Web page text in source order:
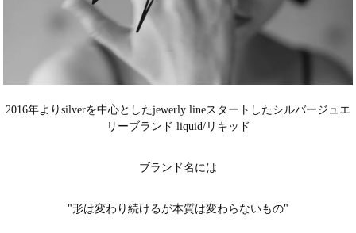
2016年よりsilverを中心としたjewerly lineスタートしたシルバージュエ
リーブランド liquid/リキッド
ブランド名には
"形は変わり続けるが本質は変わらないもの"